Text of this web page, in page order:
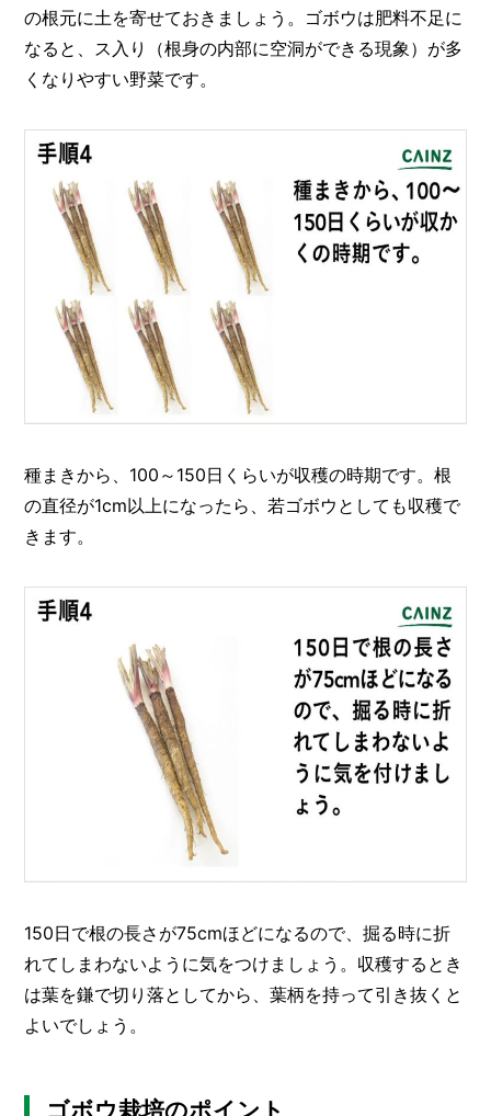
の根元に土を寄せておきましょう。ゴボウは肥料不足に
なると、ス入り（根身の内部に空洞ができる現象）が多
くなりやすい野菜です。
種まきから、100～150日くらいが収穫の時期です。根
の直径が1cm以上になったら、若ゴボウとしても収穫で
きます。
150日で根の長さが75cmほどになるので、掘る時に折
れてしまわないように気をつけましょう。収穫するとき
は葉を鎌で切り落としてから、葉柄を持って引き抜くと
よいでしょう。
ゴボウ栽培のポイント